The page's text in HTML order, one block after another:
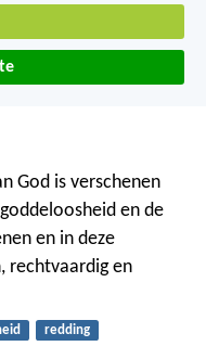
God is verschenen
en de
en in deze
rechtvaardig en
redding